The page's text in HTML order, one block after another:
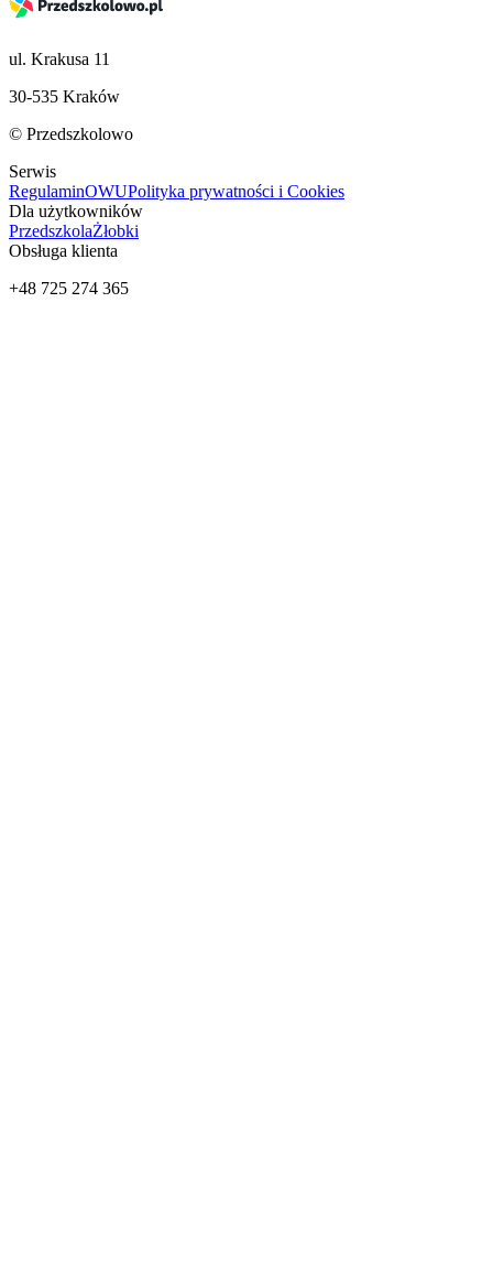
ul. Krakusa 11
30-535 Kraków
© Przedszkolowo
Serwis
RegulaminOWUPolityka prywatności i Cookies
Dla użytkowników
PrzedszkolaŻłobki
Obsługa klienta
+48 725 274 365